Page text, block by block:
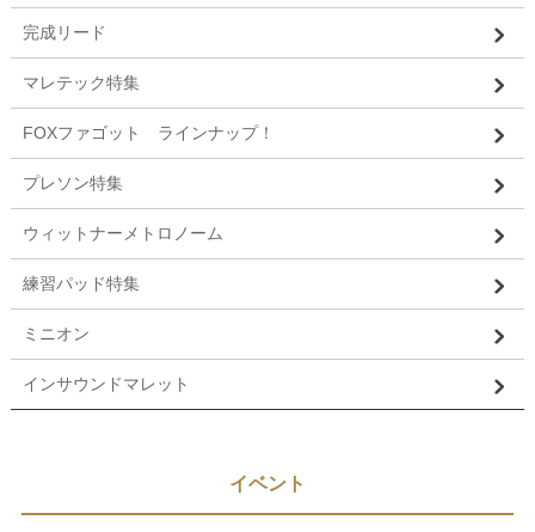
完成リード
マレテック特集
FOXファゴット ラインナップ！
プレソン特集
ウィットナーメトロノーム
練習パッド特集
ミニオン
インサウンドマレット
イベント